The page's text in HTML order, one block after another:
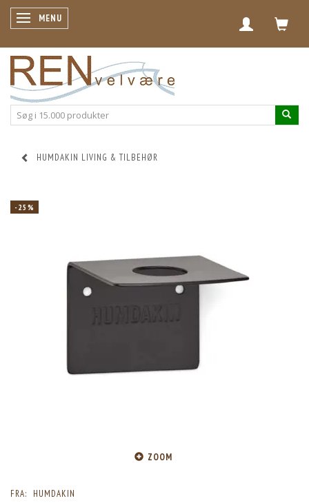
SKIFTE NAVIGATION
MENU
HUMDAKIN LIVING & TILBEHØR
-25%
ZOOM
FRA: HUMDAKIN